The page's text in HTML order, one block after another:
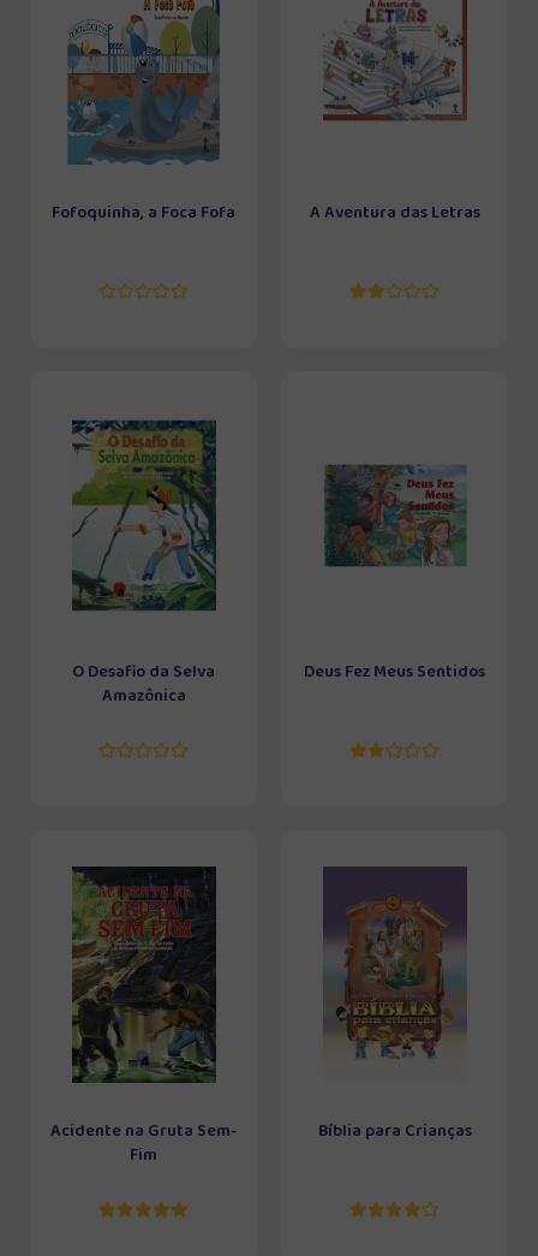
Fofoquinha, a Foca Fofa A Aventura das Letras
O Desafio da Selva
Amazônica
Deus Fez Meus Sentidos
Acidente na Gruta Sem-
Fim
Bíblia para Crianças